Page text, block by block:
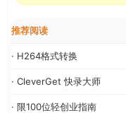
推荐阅读
· H264格式转换
· CleverGet 快录大师
· 限100位轻创业指南